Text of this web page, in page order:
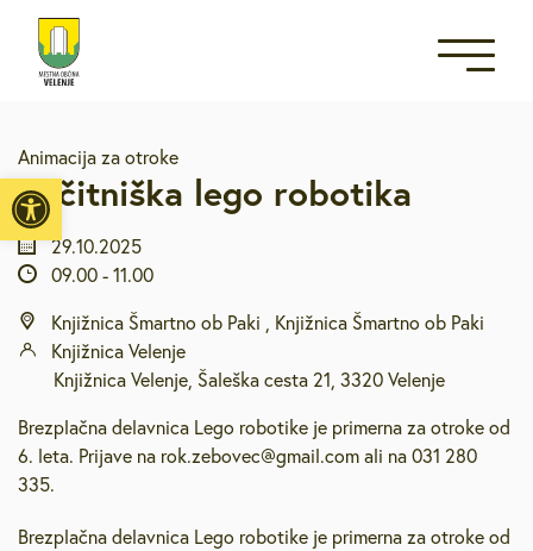
Open toolbar
Animacija za otroke
Počitniška lego robotika
29.10.2025
09.00 - 11.00
Knjižnica Šmartno ob Paki , Knjižnica Šmartno ob Paki
Knjižnica Velenje
Knjižnica Velenje, Šaleška cesta 21, 3320 Velenje
Brezplačna delavnica Lego robotike je primerna za otroke od
6. leta. Prijave na rok.zebovec@gmail.com ali na 031 280
335.
Brezplačna delavnica Lego robotike je primerna za otroke od